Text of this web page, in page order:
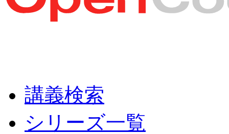
講義検索
シリーズ一覧